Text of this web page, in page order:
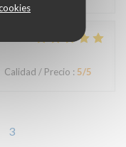
Calidad / Precio : 5/5
3